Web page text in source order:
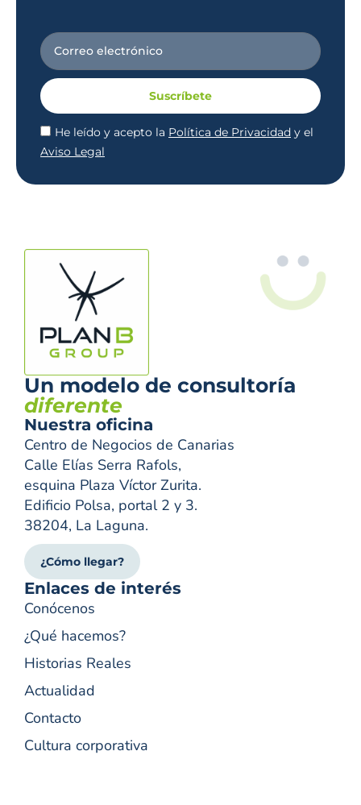
He leído y acepto la Política de Privacidad y el
Aviso Legal
Suscríbete
Un modelo de consultoría
diferente
Nuestra oficina
Centro de Negocios de Canarias
Calle Elías Serra Rafols,
esquina Plaza Víctor Zurita.
Edificio Polsa, portal 2 y 3.
38204, La Laguna.
¿Cómo llegar?
Enlaces de interés
Conócenos
¿Qué hacemos?
Historias Reales
Actualidad
Contacto
Cultura corporativa